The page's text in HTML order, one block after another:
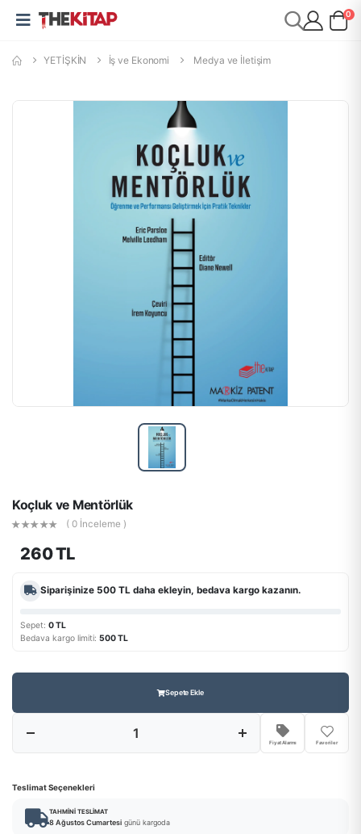
0
YETİŞKİN İş ve Ekonomi Medya ve İletişim
Koçluk ve Mentörlük
( 0 İnceleme )
260 TL
Siparişinize 500 TL daha ekleyin, bedava kargo kazanın.
Sepet: 0 TL
Bedava kargo limiti: 500 TL
Sepete Ekle
Fiyat Alarmı Favoriler
Teslimat Seçenekleri
TAHMINI TESLIMAT
8 Ağustos Cumartesi günü kargoda